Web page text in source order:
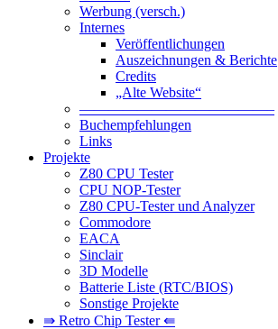
Werbung (versch.)
Internes
Veröffentlichungen
Auszeichnungen & Berichte
Credits
„Alte Website“
—————————————–
Buchempfehlungen
Links
Projekte
Z80 CPU Tester
CPU NOP-Tester
Z80 CPU-Tester und Analyzer
Commodore
EACA
Sinclair
3D Modelle
Batterie Liste (RTC/BIOS)
Sonstige Projekte
⇛ Retro Chip Tester ⇚